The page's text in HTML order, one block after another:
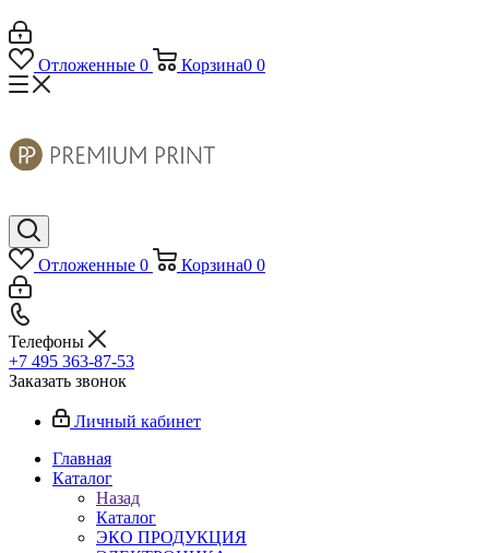
Отложенные 0 Корзина0 0
Отложенные 0 Корзина0 0
Телефоны
+7 495 363-87-53
Заказать звонок
Личный кабинет
Главная
Каталог
Назад
Каталог
ЭКО ПРОДУКЦИЯ